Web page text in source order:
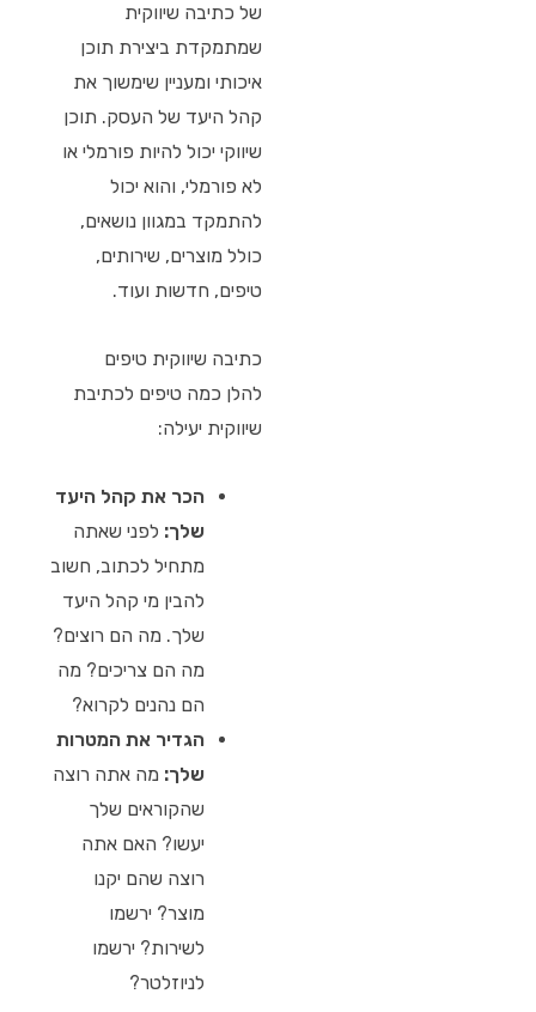
של כתיבה שיווקית
שמתמקדת ביצירת תוכן
איכותי ומעניין שימשוך את
קהל היעד של העסק. תוכן
שיווקי יכול להיות פורמלי או
לא פורמלי, והוא יכול
להתמקד במגוון נושאים,
כולל מוצרים, שירותים,
טיפים, חדשות ועוד.
כתיבה שיווקית טיפים
להלן כמה טיפים לכתיבת
שיווקית יעילה:
הכר את קהל היעד
שלך: לפני שאתה
מתחיל לכתוב, חשוב
להבין מי קהל היעד
שלך. מה הם רוצים?
מה הם צריכים? מה
הם נהנים לקרוא?
הגדיר את המטרות
שלך: מה אתה רוצה
שהקוראים שלך
יעשו? האם אתה
רוצה שהם יקנו
מוצר? ירשמו
לשירות? ירשמו
לניוזלטר?